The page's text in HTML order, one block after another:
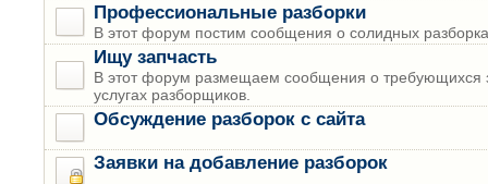
Профессиональные разборки
В этот форум постим сообщения о солидных
Ищу запчасть
В этот форум размещаем сообщения о требующихся
услугах разборщиков.
Обсуждение разборок с сайта
Заявки на добавление разборок